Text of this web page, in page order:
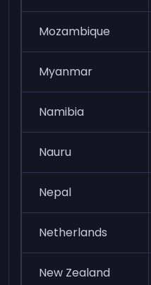
Mozambique
Myanmar
Namibia
Nauru
Nepal
Netherlands
New Zealand